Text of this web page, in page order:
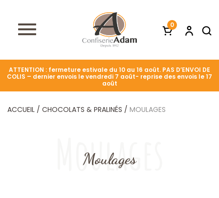
0
ATTENTION : fermeture estivale du 10 au 16 août. PAS D’ENVOI DE
COLIS – dernier envois le vendredi 7 août- reprise des envois le 17
août
ACCUEIL / CHOCOLATS & PRALINÉS / MOULAGES
Moulages
Moulages